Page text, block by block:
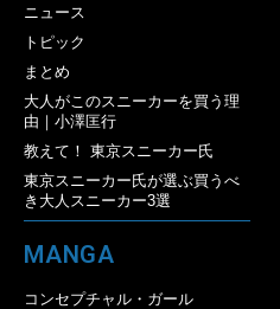
ニュース
トピック
まとめ
大人がこのスニーカーを買う理
由｜小澤匡行
教えて！ 東京スニーカー氏
東京スニーカー氏が選ぶ買うべ
き大人スニーカー3選
MANGA
コンセプチャル・ガール